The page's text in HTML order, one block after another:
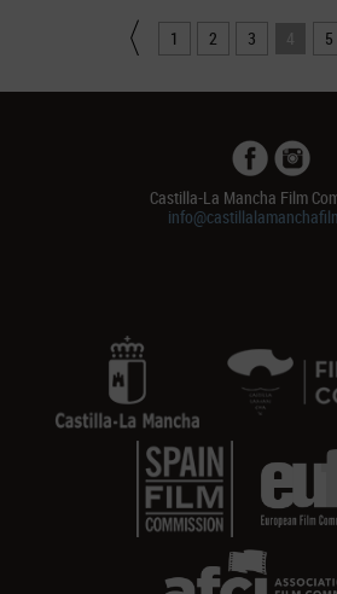
1 2 3 4 5
Castilla-La Mancha Film